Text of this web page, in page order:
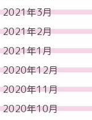
2021年3月
2021年2月
2021年1月
2020年12月
2020年11月
2020年10月